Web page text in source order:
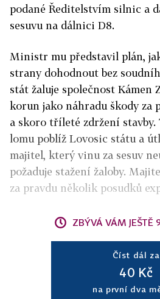
podané Ředitelstvím silnic a
sesuvu na dálnici D8.
Ministr mu představil plán,
strany dohodnout bez
stát žaluje společnost Kámen
korun jako náhradu škody za
a skoro tříleté zdržení stavby.
lomu poblíž Lovosic státu a
majitel, který vinu za sesuv
požaduje stažení žaloby.
za pravdu několik posudků
ZBÝVÁ VÁM JEŠTĚ
Číst dál za
40 Kč
na první dva